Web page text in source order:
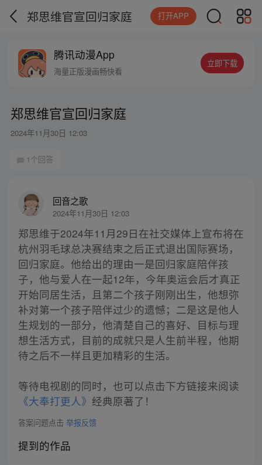
郑思维官宣回归家庭 打开APP
腾讯动漫App
海量正版漫画畅快看
立即下载
郑思维官宣回归家庭
2024年11月30日 12:03
1个回答
回音之歌
2024年11月30日 12:03
郑思维于2024年11月29日在社交媒体上宣布将在
杭州羽毛球总决赛结束之后正式退出国际赛场，
回归家庭。他给出的理由一是回归家庭陪伴孩
子，他与爱人在一起12年，今年奥运会后才真正
开始同居生活，且第二个孩子刚刚出生，他想弥
补对第一个孩子陪伴过少的遗憾；二是这是他人
生规划的一部分，他清楚自己的喜好、目标与理
想生活方式，目前的成就只是人生前半程，他期
待之后不一样且更加精彩的生活。
等待电视剧的同时，也可以点击下方链接来阅读
《大奉打更人》 经典原著了！
答案问题点击 举报反馈
提到的作品